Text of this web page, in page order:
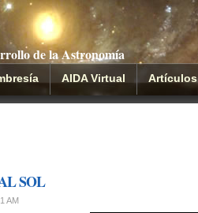
de la Astronomía
AIDA Virtual Artículos
SOL
AM